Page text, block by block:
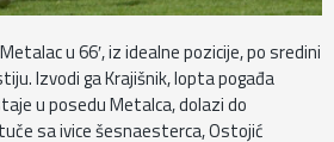
u 66′, iz idealne pozicije, po sredini
Izvodi ga Krajišnik, lopta pogađa
u posedu Metalca, dolazi do
sa ivice šesnaesterca, Ostojić